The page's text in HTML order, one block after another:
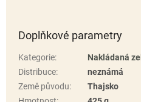
Doplňkové parametry
Kategorie:
Nakládaná
Distribuce:
neznámá
Země původu:
Thajsko